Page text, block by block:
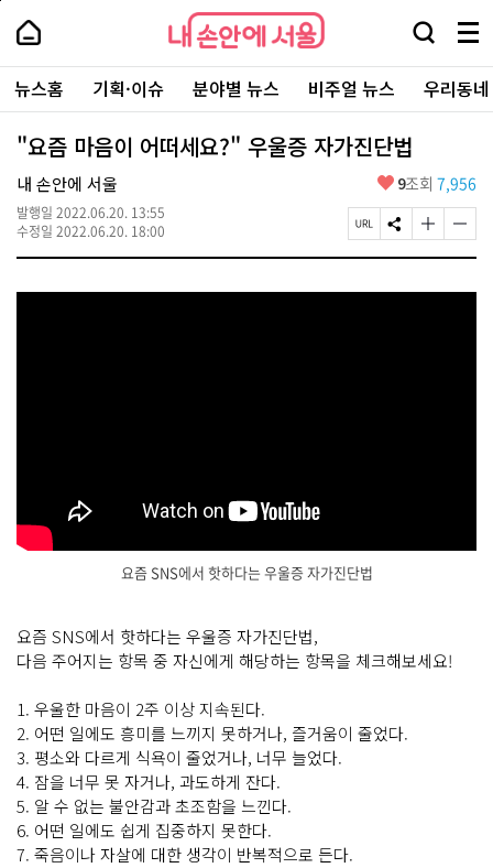
본
로
가
내
손
안
에
서
울
-
서
울
시
대
표
소
포
내
손
에
울
검
창
열
기
메
뉴
전
체
보
주
요
서
뉴스홈 기획·이슈 분야별 뉴스 비주얼 뉴스 우리동
"요즘 마음이 어떠세요?" 우울증 자가진단법
내 손안에 서울
발행일 2022.06.20. 13:55
수정일 2022.06.20. 18:00
좋
요
9조회 7,956
페
이
U
S
N
공
글
자
기
글
자
기
요즘 SNS에서 핫하다는 우울증 자가진단법
요즘 SNS에서 핫하다는 우울증 자가진단법,
다음 주어지는 항목 중 자신에게 해당하는 항목을 체크해보세요!
1. 우울한 마음이 2주 이상 지속된다.
2. 어떤 일에도 흥미를 느끼지 못하거나, 즐거움이 줄었다.
3. 평소와 다르게 식욕이 줄었거나, 너무 늘었다.
4. 잠을 너무 못 자거나, 과도하게 잔다.
5. 알 수 없는 불안감과 초조함을 느낀다.
6. 어떤 일에도 쉽게 집중하지 못한다.
7. 죽음이나 자살에 대한 생각이 반복적으로 든다.
페
상
단
로